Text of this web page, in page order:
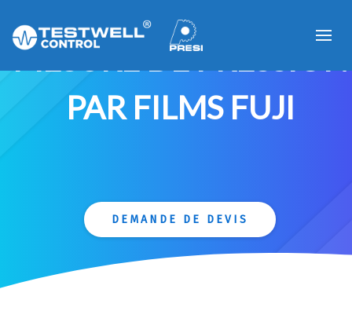
MESURE DE PRESSION
PAR FILMS FUJI
DEMANDE DE DEVIS